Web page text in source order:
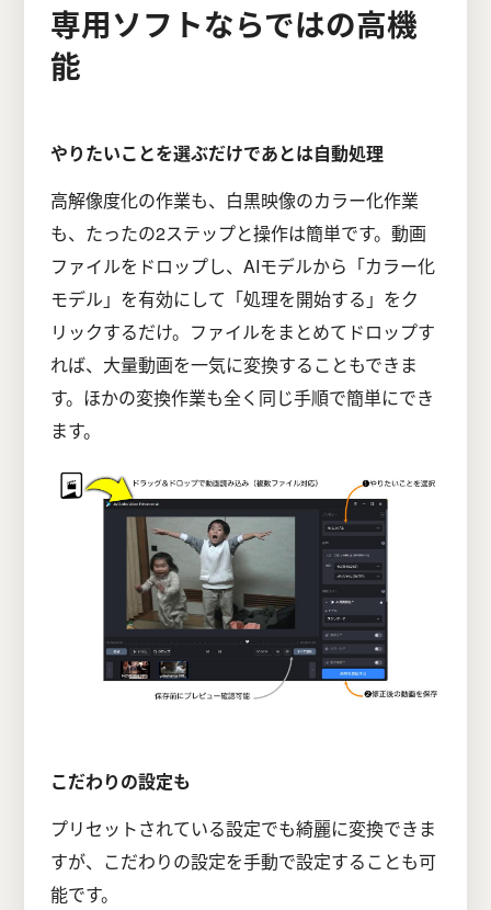
専用ソフトならではの高機
能
やりたいことを選ぶだけであとは自動処理
高解像度化の作業も、白黒映像のカラー化作業
も、たったの2ステップと操作は簡単です。動画
ファイルをドロップし、AIモデルから「カラー化
モデル」を有効にして「処理を開始する」をク
リックするだけ。ファイルをまとめてドロップす
れば、大量動画を一気に変換することもできま
す。ほかの変換作業も全く同じ手順で簡単にでき
ます。
こだわりの設定も
プリセットされている設定でも綺麗に変換できま
すが、こだわりの設定を手動で設定することも可
能です。